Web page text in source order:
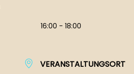
16:00 - 18:00
VERANSTALTUNGSORT